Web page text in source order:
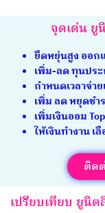
จุดเด่น
ยืดหยุ่นสูง ออก
เพิ่ม-ลด ทุนปร
กำหนดเวลาจ่า
เพิ่ม ลด หยุดชำ
เพิ่มเงินออม
ให้เงินทำงาน เ
ติด
เปรียบเทียบ ยูนิ